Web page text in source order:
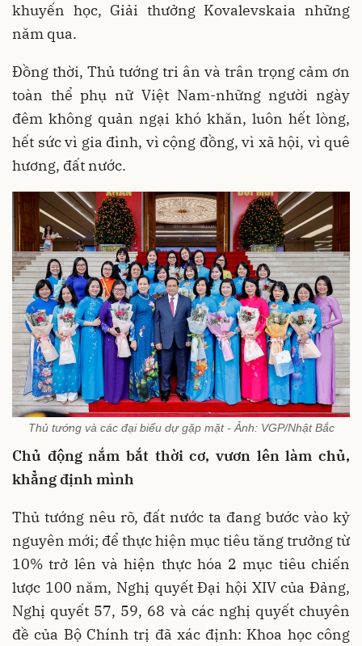
khuyến học, Giải thưởng Kovalevskaia những
năm qua.
Đồng thời, Thủ tướng tri ân và trân trọng cảm ơn
toàn thể phụ nữ Việt Nam-những người ngày
đêm không quản ngại khó khăn, luôn hết lòng,
hết sức vì gia đình, vì cộng đồng, vì xã hội, vì quê
hương, đất nước.
Thủ tướng và các đại biểu dự gặp mặt - Ảnh: VGP/Nhật Bắc
Chủ động nắm bắt thời cơ, vươn lên làm chủ,
khẳng định mình
Thủ tướng nêu rõ, đất nước ta đang bước vào kỷ
nguyên mới; để thực hiện mục tiêu tăng trưởng từ
10% trở lên và hiện thực hóa 2 mục tiêu chiến
lược 100 năm, Nghị quyết Đại hội XIV của Đảng,
Nghị quyết 57, 59, 68 và các nghị quyết chuyên
đề của Bộ Chính trị đã xác định: Khoa học công